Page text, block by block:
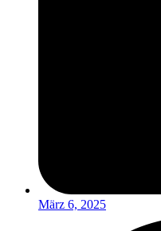
März 6, 2025